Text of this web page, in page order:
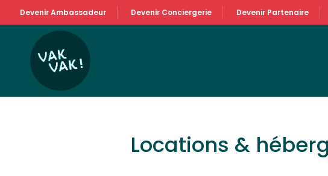
Devenir Ambassadeur Devenir Conciergerie Devenir Partenaire
Locations &